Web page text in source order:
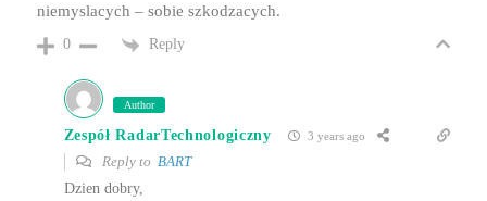
niemyslacych – sobie szkodzacych.
0 Reply
Author
Zespół RadarTechnologiczny 3 years ago
Reply to BART
Dzien dobry,